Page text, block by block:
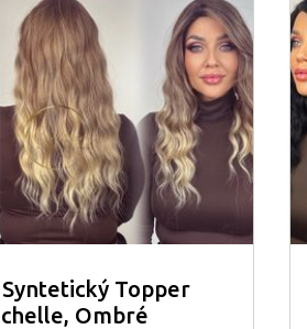
Topper
Ombré